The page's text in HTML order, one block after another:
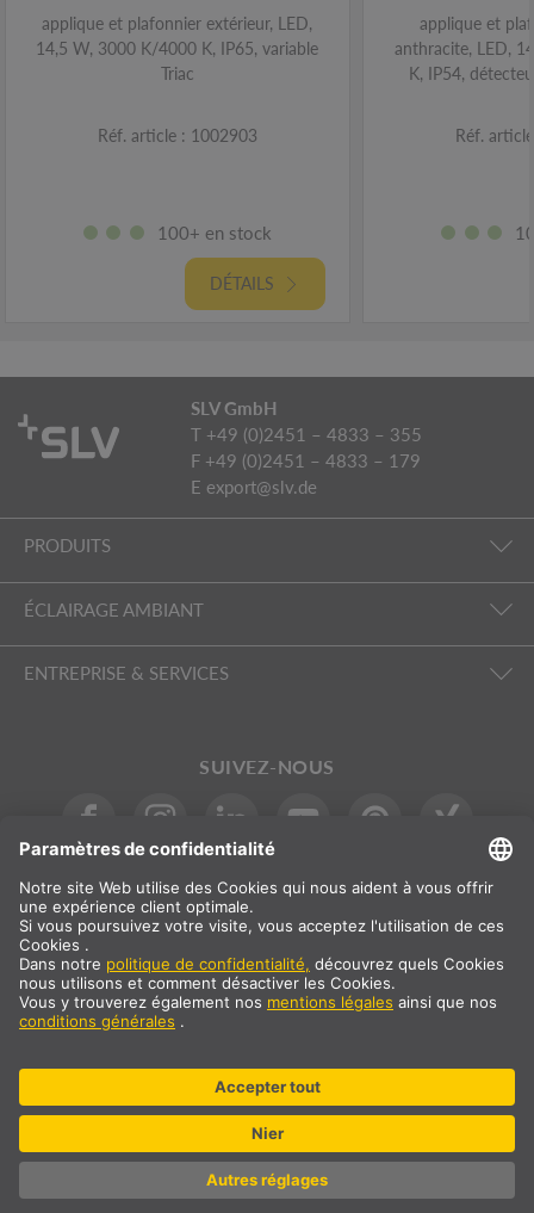
applique et plafonnier extérieur, LED,
14,5 W, 3000 K/4000 K, IP65, variable
Triac
Réf. article : 1002903
100+ en stock
DÉTAILS
applique et
anthracite, LED,
K, IP54,
Réf.
SLV GmbH
T +49 (0)2451 – 4833 – 355
F +49 (0)2451 – 4833 – 179
E export@slv.de
PRODUITS
ÉCLAIRAGE AMBIANT
ENTREPRISE & SERVICES
SUIVEZ-NOUS
INTERNATIONAL
FR SLV International
Sélection du pays
** Les valeurs indiquées correspondent aux délais de livraison
moyens pour une livraison standard sur le continent européen et à
condition que la commande soit reçue avant 13 heures. Les articles
peuvent exiger de plus longs délais de livraison.
© SLV Germany 2026. Tous droits réservés